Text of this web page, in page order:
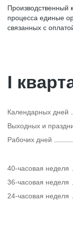
Производственный
процесса единые
связанных с
I
Календарных дней
Выходных и
Рабочих дней
40-часовая неделя
36-часовая неделя
24-часовая неделя